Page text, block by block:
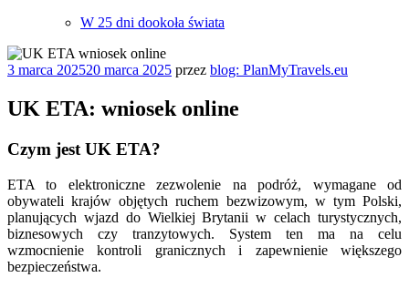
W 25 dni dookoła świata
Opublikowane
3 marca 202520 marca 2025 przez blog: PlanMyTravels.eu
UK ETA: wniosek online
Czym jest UK ETA?
ETA to elektroniczne zezwolenie na podróż, wymagane od
obywateli krajów objętych ruchem bezwizowym, w tym Polski,
planujących wjazd do Wielkiej Brytanii w celach turystycznych,
biznesowych czy tranzytowych. System ten ma na celu
wzmocnienie kontroli granicznych i zapewnienie większego
bezpieczeństwa.